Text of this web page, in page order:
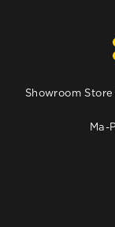
Showroom
Ma-